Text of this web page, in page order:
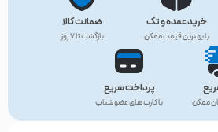
خرید عمده و تک
با بهترین قیمت ممکن
ضمانت کالا
بازگشت تا ۷ روز
ممکن
پرداخت سریع
با کارت های عضو شتاب